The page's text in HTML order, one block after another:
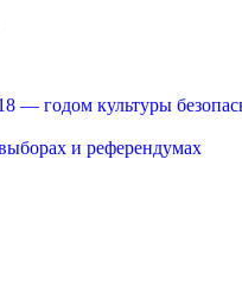
— годом культуры
и референдумах